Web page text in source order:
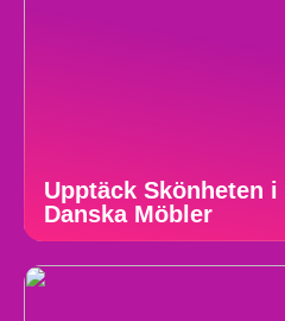
Upptäck Skönheten i
Danska Möbler